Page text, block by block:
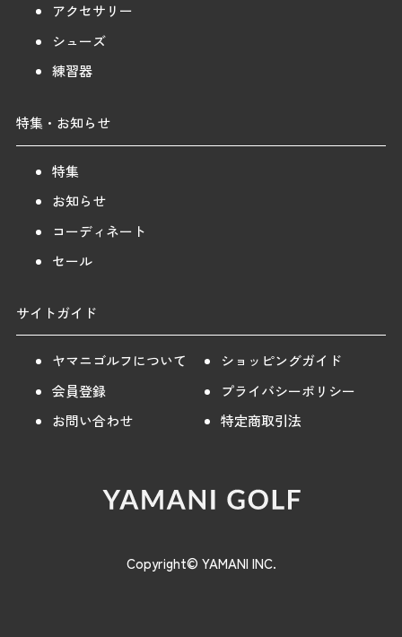
アクセサリー
シューズ
練習器
特集・お知らせ
特集
お知らせ
コーディネート
セール
サイトガイド
ヤマニゴルフについて
ショッピングガイド
会員登録
プライバシーポリシー
お問い合わせ
特定商取引法
Copyright© YAMANI INC.